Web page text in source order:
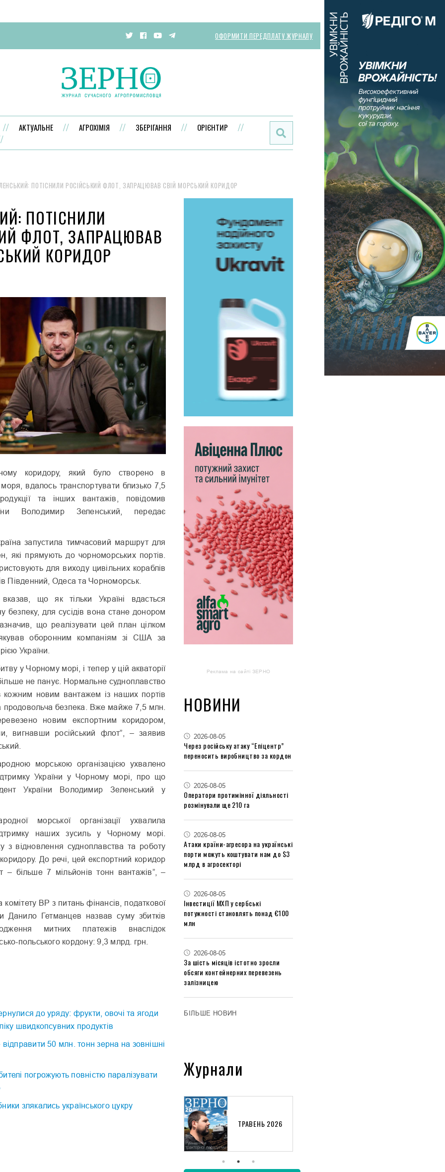
ОФОРМИТИ ПЕРЕДПЛАТУ ЖУРНАЛУ
АКТУАЛЬНЕ АГРОХІМІЯ ЗБЕРІГАННЯ ОРІЄНТИР
ПОТІСНИЛИ РОСІЙСЬКИЙ ФЛОТ, ЗАПРАЦЮВАВ СВІЙ МОРСЬКИЙ КОРИДОР
ПОТІСНИЛИ
ФЛОТ, ЗАПРАЦЮВАВ
КОРИДОР
коридору, який було створено в
моря, вдалось транспортувати близько 7,5
та інших вантажів, повідомив
Володимир Зеленський, передає
запустила тимчасовий маршрут для
які прямують до чорноморських портів.
для виходу цивільних кораблів
Південний, Одеса та Чорноморськ.
що як тільки Україні вдасться
безпеку, для сусідів вона стане донором
що реалізувати цей план цілком
оборонним компаніям зі США за
України.
у Чорному морі, і тепер у цій акваторії
не панує. Нормальне судноплавство
кожним новим вантажем із наших портів
продовольча безпека. Вже майже 7,5 млн.
новим експортним коридором,
вигнавши російський флот”, – заявив
морською організацією ухвалено
України у Чорному морі, про що
України Володимир Зеленський у
морської організації ухвалила
наших зусиль у Чорному морі.
з відновлення судноплавства та роботу
До речі, цей експортний коридор
– більше 7 мільйонів тонн вантажів”, –
ВР з питань фінансів, податкової
Данило Гетманцев назвав суму збитків
митних платежів внаслідок
польського кордону: 9,3 млрд. грн.
до уряду: фрукти, овочі та ягоди
швидкопсувних продуктів
50 млн. тонн зерна на зовнішні
погрожують повністю паралізувати
злякались українського цукру
Реклама на сайті ЗЕРНО
НОВИНИ
2026-08-05
Через російську атаку “Епіцентр”
переносить виробництво за кордон
2026-08-05
Оператори протимінної діяльності
розмінували ще 210 га
2026-08-05
Атаки країни-агресора на українські
порти можуть коштувати нам до $3
млрд в агросекторі
2026-08-05
Інвестиції МХП у сербські
потужності становлять понад €100
млн
2026-08-05
За шість місяців істотно зросли
обсяги контейнерних перевезень
залізницею
БІЛЬШЕ НОВИН
Журнали
ТРАВЕНЬ 2026